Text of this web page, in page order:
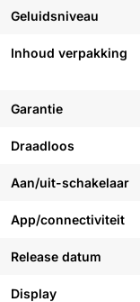
Geluidsniveau
Inhoud verpakking
Garantie
Draadloos
Aan/uit-schakelaar
App/connectiviteit
Release datum
Display